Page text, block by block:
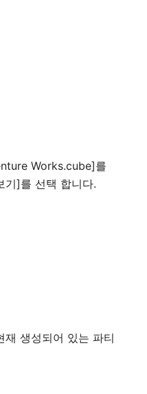
Works.cube]를
기]를 선택 합니다.
재 생성되어 있는 파티